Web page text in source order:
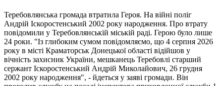
Теребовлянська громада втратила Героя. На війні поліг
Андрій Іскоростенський 2002 року народження. Про втрату
повідомили у Теребовлянській міській раді. Герою було лише
24 роки. "Із глибоким сумом повідомляємо, що 4 серпня 2026
року в місті Краматорськ Донецької області відійшов у
вічність захисник України, мешканець Теребовлі старший
сержант Іскоростенський Андрій Миколайович, 26 грудня
2002 року народження", - йдеться у заяві громади. Він